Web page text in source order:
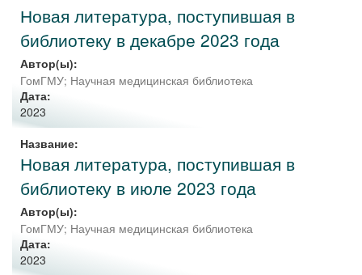
Новая литература, поступившая в
библиотеку в декабре 2023 года
Автор(ы):
ГомГМУ; Научная медицинская библиотека
Дата:
2023
Название:
Новая литература, поступившая в
библиотеку в июле 2023 года
Автор(ы):
ГомГМУ; Научная медицинская библиотека
Дата:
2023